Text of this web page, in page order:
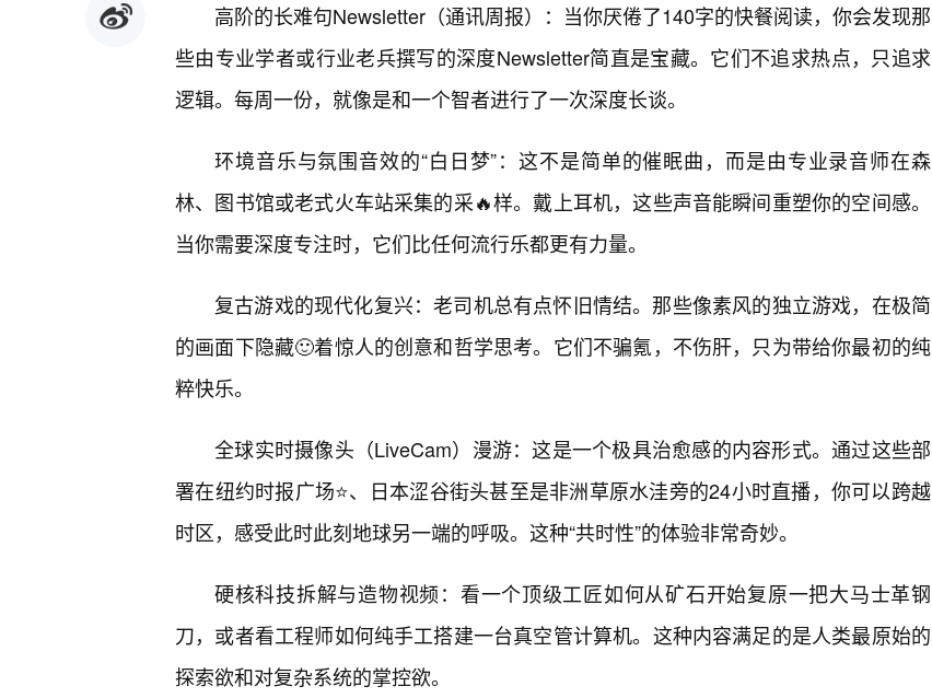
高阶的长难句Newsletter（通讯周报）：当你厌倦了140字的快餐阅读，你会发现那
些由专业学者或行业老兵撰写的深度Newsletter简直是宝藏。它们不追求热点，只追求
逻辑。每周一份，就像是和一个智者进行了一次深度长谈。
环境音乐与氛围音效的“白日梦”：这不是简单的催眠曲，而是由专业录音师在森
林、图书馆或老式火车站采集的采🔥样。戴上耳机，这些声音能瞬间重塑你的空间感。
当你需要深度专注时，它们比任何流行乐都更有力量。
复古游戏的现代化复兴：老司机总有点怀旧情结。那些像素风的独立游戏，在极简
的画面下隐藏🙂着惊人的创意和哲学思考。它们不骗氪，不伤肝，只为带给你最初的纯
粹快乐。
全球实时摄像头（LiveCam）漫游：这是一个极具治愈感的内容形式。通过这些部
署在纽约时报广场⭐、日本涩谷街头甚至是非洲草原水洼旁的24小时直播，你可以跨越
时区，感受此时此刻地球另一端的呼吸。这种“共时性”的体验非常奇妙。
硬核科技拆解与造物视频：看一个顶级工匠如何从矿石开始复原一把大马士革钢
刀，或者看工程师如何纯手工搭建一台真空管计算机。这种内容满足的是人类最原始的
探索欲和对复杂系统的掌控欲。